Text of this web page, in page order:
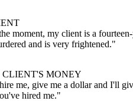
moment, my client is a
and is very frightened."
MONEY
me, give me a dollar and I'll
hired me."